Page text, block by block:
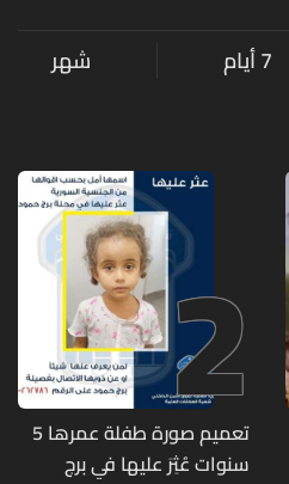
7 أيام شهر
2
تعميم صورة طفلة عمرها 5
سنوات عُثِرَ عليها في برج